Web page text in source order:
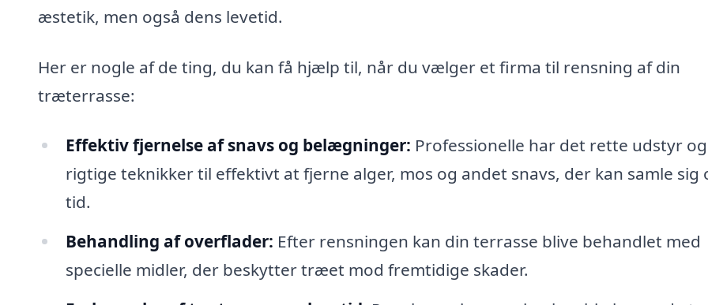
æstetik, men også dens levetid.
Her er nogle af de ting, du kan få hjælp til, når du vælger et firma til rensning af din
træterrasse:
Effektiv fjernelse af snavs og belægninger: Professionelle har det rette udstyr
rigtige teknikker til effektivt at fjerne alger, mos og andet snavs, der kan samle sig
tid.
Behandling af overflader: Efter rensningen kan din terrasse blive behandlet med
specielle midler, der beskytter træet mod fremtidige skader.